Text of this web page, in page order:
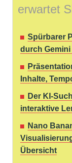
erwartet
Spürbarer
durch
Inhalte,
Der KI-
interaktive
Nano
Übersicht